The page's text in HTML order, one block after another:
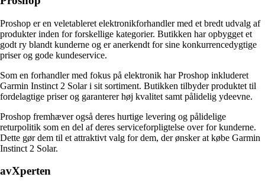
Proshop er en veletableret elektronikforhandler med et bredt udvalg af
produkter inden for forskellige kategorier. Butikken har opbygget et
godt ry blandt kunderne og er anerkendt for sine konkurrencedygtige
priser og gode kundeservice.
Som en forhandler med fokus på elektronik har Proshop inkluderet
Garmin Instinct 2 Solar i sit sortiment. Butikken tilbyder produktet til
fordelagtige priser og garanterer høj kvalitet samt pålidelig ydeevne.
Proshop fremhæver også deres hurtige levering og pålidelige
returpolitik som en del af deres serviceforpligtelse over for kunderne.
Dette gør dem til et attraktivt valg for dem, der ønsker at købe Garmin
Instinct 2 Solar.
avXperten